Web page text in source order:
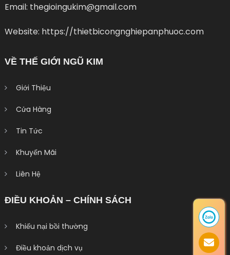
Email: thegioingukim@gmail.com
Website: https://thietbicongnghiepanphuoc.com
VỀ THẾ GIỚI NGŨ KIM
Giới Thiệu
Cửa Hàng
Tin Tức
Khuyến Mãi
Liên Hệ
ĐIỀU KHOẢN – CHÍNH SÁCH
Khiếu nại bồi thường
Điều khoản dịch vụ